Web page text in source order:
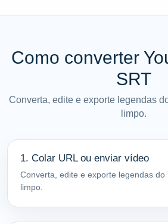
Como converter
SRT
Converta, edite e exporte legendas
limpo.
1. Colar URL ou enviar vídeo
Converta, edite e exporte legendas do
limpo.